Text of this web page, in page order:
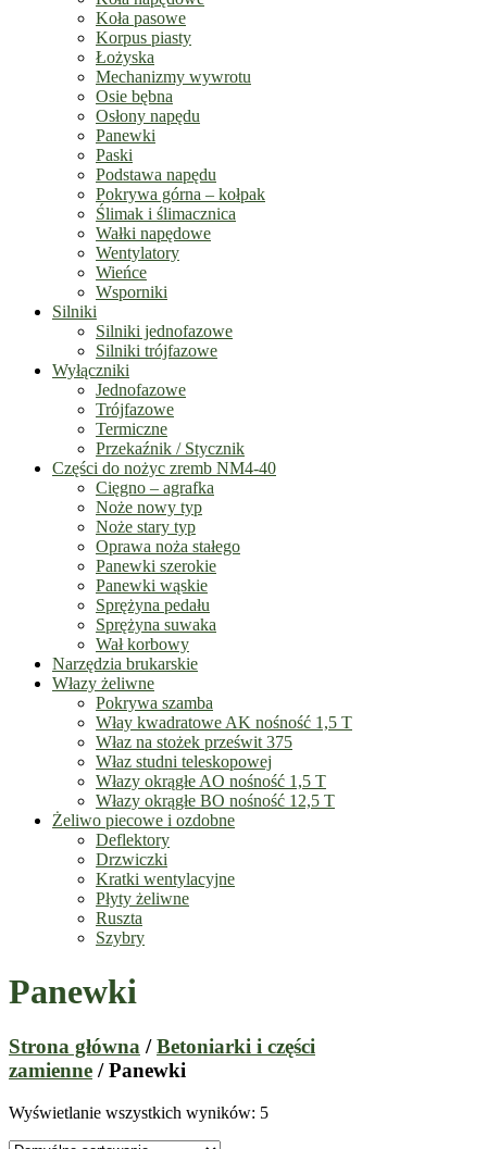
Koła pasowe
Korpus piasty
Łożyska
Mechanizmy wywrotu
Osie bębna
Osłony napędu
Panewki
Paski
Podstawa napędu
Pokrywa górna – kołpak
Ślimak i ślimacznica
Wałki napędowe
Wentylatory
Wieńce
Wsporniki
Silniki
Silniki jednofazowe
Silniki trójfazowe
Wyłączniki
Jednofazowe
Trójfazowe
Termiczne
Przekaźnik / Stycznik
Części do nożyc zremb NM4-40
Cięgno – agrafka
Noże nowy typ
Noże stary typ
Oprawa noża stałego
Panewki szerokie
Panewki wąskie
Sprężyna pedału
Sprężyna suwaka
Wał korbowy
Narzędzia brukarskie
Włazy żeliwne
Pokrywa szamba
Włay kwadratowe AK nośność 1,5 T
Właz na stożek prześwit 375
Właz studni teleskopowej
Włazy okrągłe AO nośność 1,5 T
Włazy okrągłe BO nośność 12,5 T
Żeliwo piecowe i ozdobne
Deflektory
Drzwiczki
Kratki wentylacyjne
Płyty żeliwne
Ruszta
Szybry
Panewki
Strona główna /Betoniarki i części
zamienne / Panewki
Wyświetlanie wszystkich wyników: 5